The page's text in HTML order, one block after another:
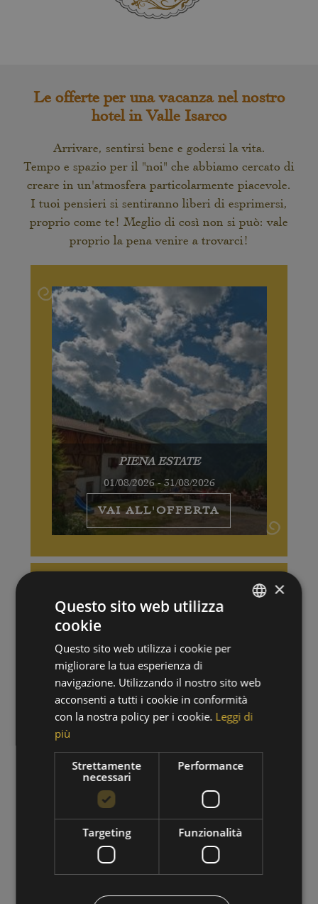
Le offerte per una vacanza nel nostro
hotel in Valle Isarco
Arrivare, sentirsi bene e godersi la vita.
Tempo e spazio per il "noi" che abbiamo cercato di
creare in un'atmosfera particolarmente piacevole.
I tuoi pensieri si sentiranno liberi di esprimersi,
proprio come te! Meglio di così non si può: vale
proprio la pena venire a trovarci!
PIENA ESTATE
01/08/2026 - 31/08/2026
VAI ALL'OFFERTA
PERIODO DI ESCURSIONI
01/09/2026 - 30/09/2026
VAI ALL'OFFERTA
×
Questo sito web utilizza
cookie
Questo sito web utilizza i cookie per
migliorare la tua esperienza di
navigazione. Utilizzando il nostro sito web
acconsenti a tutti i cookie in conformità
con la nostra policy per i cookie. Leggi di
più
Strettamente
necessari
Performance
Targeting Funzionalità